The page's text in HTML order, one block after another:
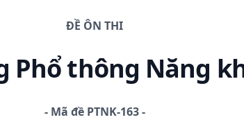
ĐỀ ÔN THI
Phổ thông Năng
- Mã đề PTNK-163